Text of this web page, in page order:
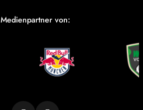
Medienpartner von: